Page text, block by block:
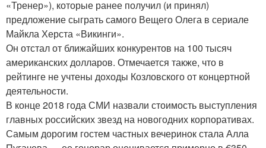
«Тренер»), которые ранее получил (и принял)
предложение сыграть самого Вещего Олега в сериале
Майкла Херста «Викинги».
Он отстал от ближайших конкурентов на 100 тысяч
американских долларов. Отмечается также, что в
рейтинге не учтены доходы Козловского от концертной
деятельности.
В конце 2018 года СМИ назвали стоимость выступления
главных российских звезд на новогодних корпоративах.
Самым дорогим гостем частных вечеринок стала Алла